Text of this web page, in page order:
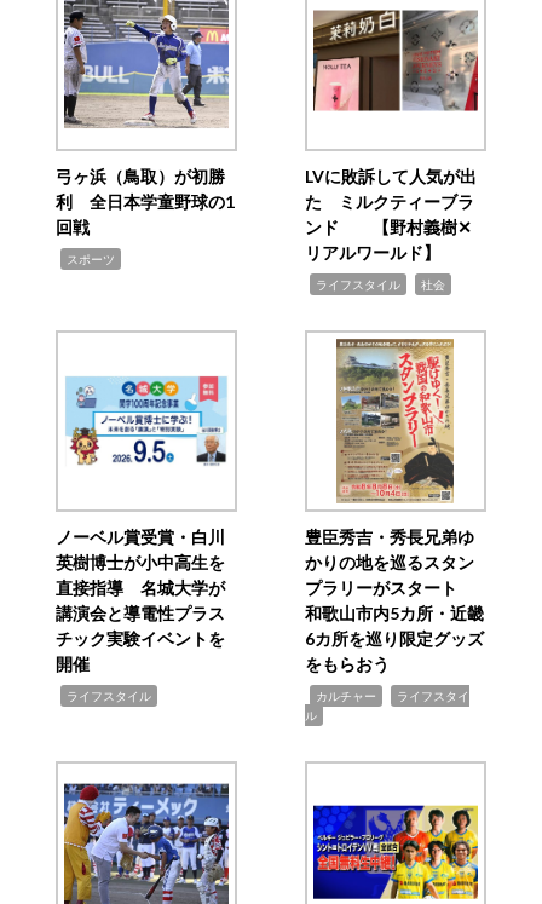
弓ヶ浜（鳥取）が初勝
利 全日本学童野球の1
回戦
スポーツ
LVに敗訴して人気が出
た ミルクティーブラ
ンド 【野村義樹✕
リアルワールド】
ライフスタイル 社会
ノーベル賞受賞・白川
英樹博士が小中高生を
直接指導 名城大学が
講演会と導電性プラス
チック実験イベントを
開催
ライフスタイル
豊臣秀吉・秀長兄弟ゆ
かりの地を巡るスタン
プラリーがスタート
和歌山市内5カ所・近畿
6カ所を巡り限定グッズ
をもらおう
カルチャー
ライフスタイ
ル